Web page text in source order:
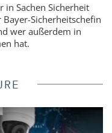
in Sachen Sicherheit
Sicherheitschefin
wer außerdem in
hat.